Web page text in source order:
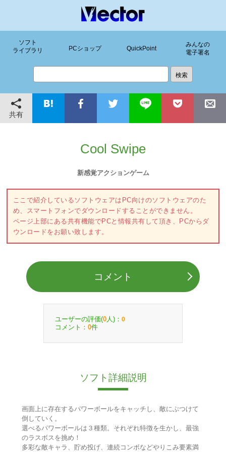
ソフト
ライブラリ
PCショップ QuickPoint
みんなの
電子署名
共有
Cool Swipe
新感覚アクションゲーム
ここで紹介しているソフトウェアはPC向けのソフトウェアのた
め、スマートフォンでダウンロードすることができません。
ページ上部にある共有機能でPCと情報共有して頂き、PCからダ
ウンロードをお願い致します。
コメント
ユーザーの評価(0 人)： 0
コメント： 0件
ソフト詳細説明
画面上に存在するパワーボールをキャッチし、敵にぶつけて
倒していく。
選べるパワーボールは３種類。それぞれ特徴を生かし、最強
のラスボスを挑め！
多彩な敵キャラ、貯め投げ、連続コンボなどやりこみ要素満